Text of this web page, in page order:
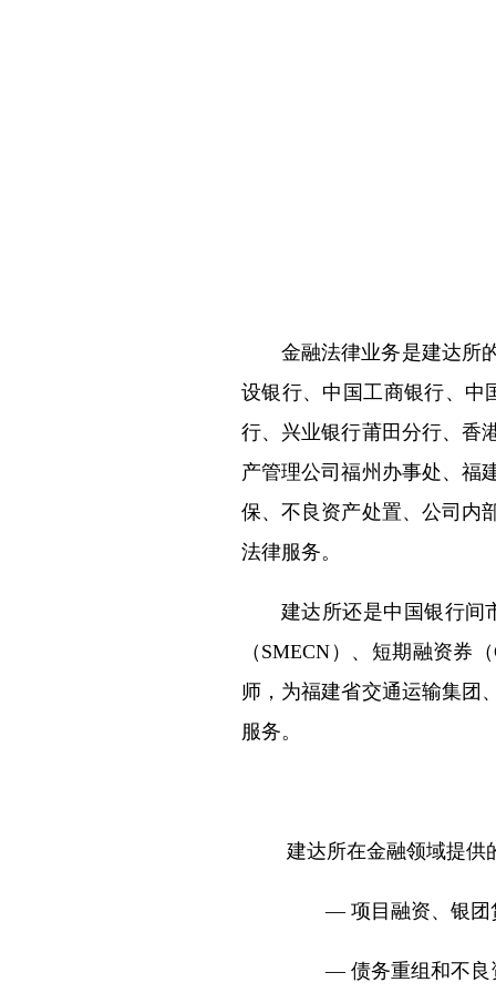
金融法律业务是建达所
设银行、中国工商银行、中
行、兴业银行莆田分行、香
产管理公司福州办事处、福
保、不良资产处置、公司内
法律服务。
建达所还是中国银行间
（SMECN）、短期融资券
师，为福建省交通运输集团
服务。
建达所在金融领域提供
— 项目融资、银团
— 债务重组和不良